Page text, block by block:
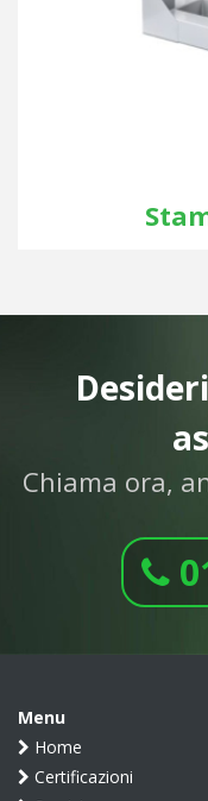
Chiama ora,
Menu
Home
Certificazioni